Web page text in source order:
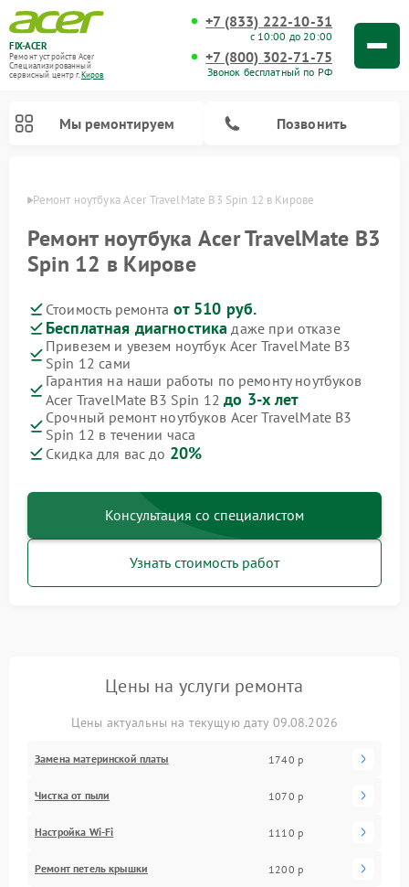
FIX-ACER
Ремонт устройств Acer
Специализированный
cервисный центр г.Киров
+7 (833) 222-10-31
с 10:00 до 20:00
+7 (800) 302-71-75
Звонок бесплатный по РФ
Мы ремонтируем Позвонить
Ремонт ноутбука Acer TravelMate B3 Spin 12 в Кирове
Ремонт ноутбука Acer TravelMate B3
Spin 12 в Кирове
Стоимость ремонта от 510 руб.
Бесплатная диагностика даже при отказе
Привезем и увезем ноутбук Acer TravelMate B3
Spin 12 сами
Гарантия на наши работы по ремонту ноутбуков
Acer TravelMate B3 Spin 12до 3-х лет
Срочный ремонт ноутбуков Acer TravelMate B3
Spin 12 в течении часа
Скидка для вас до 20%
Консультация со специалистом
Узнать стоимость работ
Цены на услуги ремонта
Цены актуальны на текущую дату 09.08.2026
Замена материнской платы 1740 р
Чистка от пыли 1070 р
Настройка Wi-Fi 1110 р
Ремонт петель крышки 1200 р